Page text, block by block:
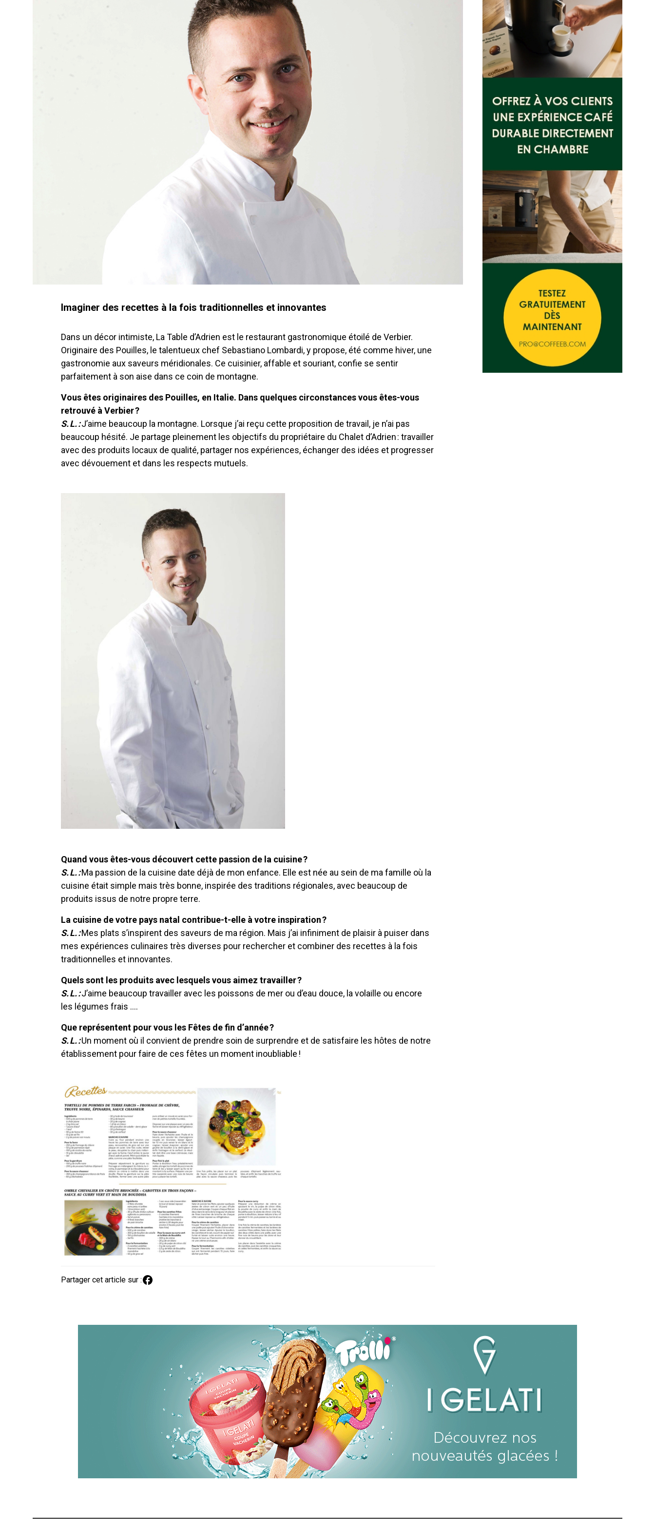
Imaginer des recettes à la fois traditionnelles et innovantes
Dans un décor intimiste, La Table d’Adrien est le restaurant gastronomique étoilé de Verbier.
Originaire des Pouilles, le talentueux chef Sebastiano Lombardi, y propose, été comme hiver, une
gastronomie aux saveurs méridionales. Ce cuisinier, affable et souriant, confie se sentir
parfaitement à son aise dans ce coin de montagne.
Vous êtes originaires des Pouilles, en Italie. Dans quelques circonstances vous êtes-vous
retrouvé à Verbier ?
S. L. :J’aime beaucoup la montagne. Lorsque j’ai reçu cette proposition de travail, je n’ai pas
beaucoup hésité. Je partage pleinement les objectifs du propriétaire du Chalet d’Adrien : travailler
avec des produits locaux de qualité, partager nos expériences, échanger des idées et progresser
avec dévouement et dans les respects mutuels.
Quand vous êtes-vous découvert cette passion de la cuisine ?
S. L. :Ma passion de la cuisine date déjà de mon enfance. Elle est née au sein de ma famille où la
cuisine était simple mais très bonne, inspirée des traditions régionales, avec beaucoup de
produits issus de notre propre terre.
La cuisine de votre pays natal contribue-t-elle à votre inspiration ?
S. L. :Mes plats s’inspirent des saveurs de ma région. Mais j’ai infiniment de plaisir à puiser dans
mes expériences culinaires très diverses pour rechercher et combiner des recettes à la fois
traditionnelles et innovantes.
Quels sont les produits avec lesquels vous aimez travailler ?
S. L. :J’aime beaucoup travailler avec les poissons de mer ou d’eau douce, la volaille ou encore
les légumes frais ….
Que représentent pour vous les Fêtes de fin d’année ?
S. L. :Un moment où il convient de prendre soin de surprendre et de satisfaire les hôtes de notre
établissement pour faire de ces fêtes un moment inoubliable !
Partager cet article sur :